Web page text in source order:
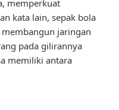
memperkuat
kata lain, sepak bola
jaringan
pada gilirannya
memiliki antara